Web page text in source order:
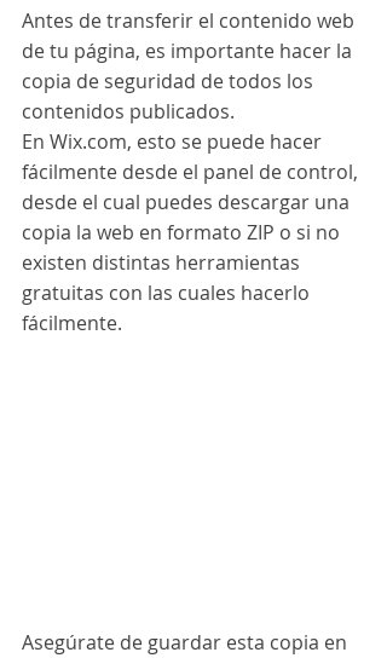
Antes de transferir el contenido web
de tu página, es importante hacer la
copia de seguridad de todos los
contenidos publicados.
En Wix.com, esto se puede hacer
fácilmente desde el panel de control,
desde el cual puedes descargar una
copia la web en formato ZIP o si no
existen distintas herramientas
gratuitas con las cuales hacerlo
fácilmente.
Asegúrate de guardar esta copia en